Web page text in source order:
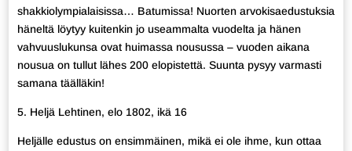
shakkiolympialaisissa… Batumissa! Nuorten arvokisaedustuksia
häneltä löytyy kuitenkin jo useammalta vuodelta ja hänen
vahvuuslukunsa ovat huimassa nousussa – vuoden aikana
nousua on tullut lähes 200 elopistettä. Suunta pysyy varmasti
samana täälläkin!
5. Heljä Lehtinen, elo 1802, ikä 16
Heljälle edustus on ensimmäinen, mikä ei ole ihme, kun ottaa